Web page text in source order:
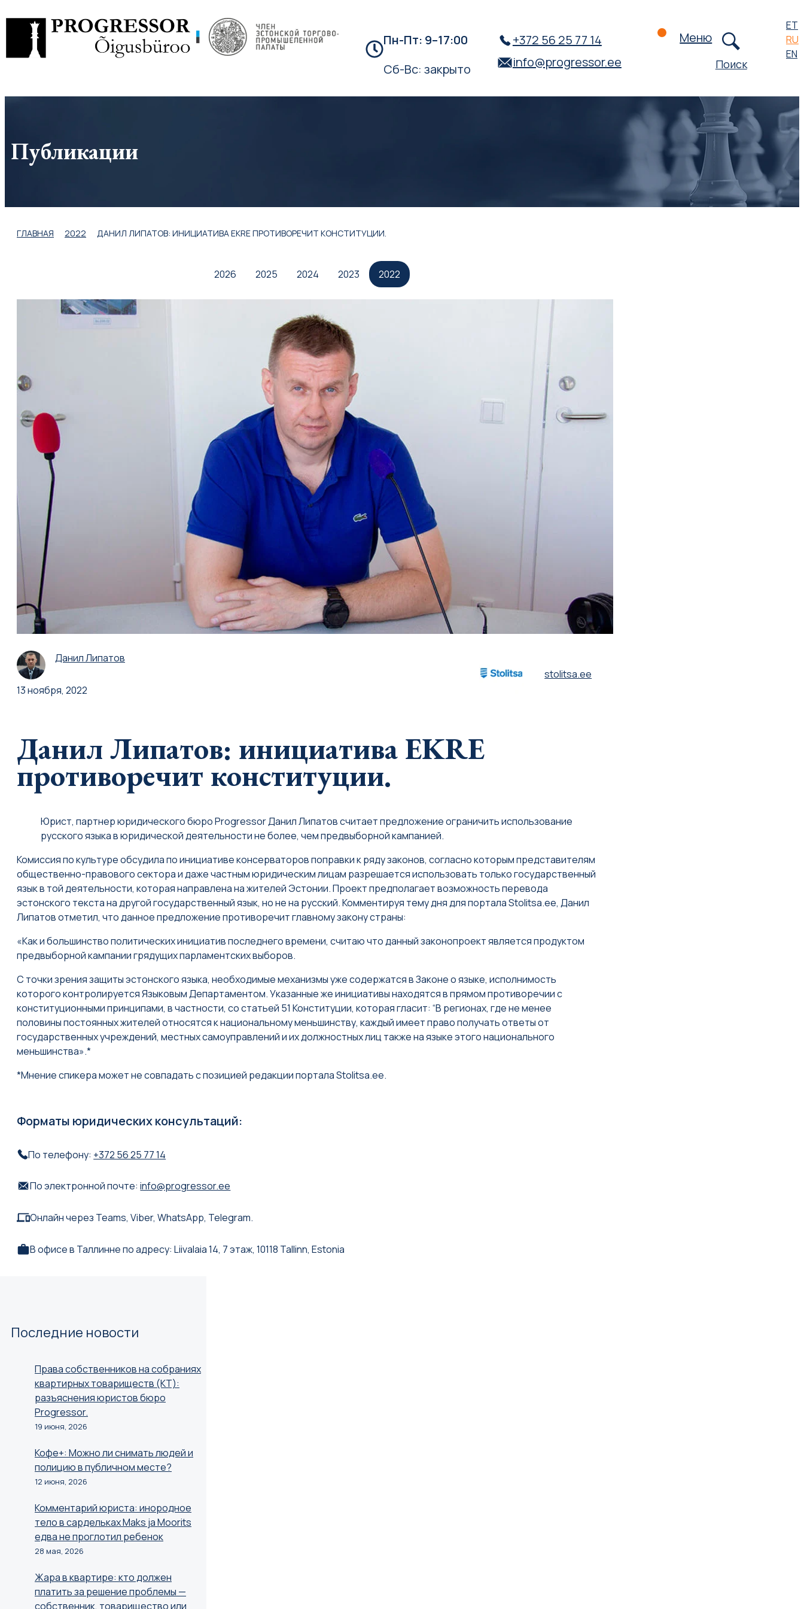
Перейти
содержимому
Пн-Пт: 9–17:00
Сб-Вс: закрыто
+372 56 25 77 14
info@progressor.ee
Меню
Поиск
ET
RU
EN
Публикации
ГЛАВНАЯ 2022 ДАНИЛ ЛИПАТОВ: ИНИЦИАТИВА EKRE ПРОТИВОРЕЧИТ КОНСТИТУЦИИ.
2026 2025 2024 2023 2022
Данил Липатов
13 ноября, 2022
stolitsa.ee
Данил Липатов: инициатива EKRE
противоречит конституции.
Юрист, партнер юридического бюро Progressor Данил Липатов считает предложение ограничить использование
русского языка в юридической деятельности не более, чем предвыборной кампанией.
Комиссия по культуре обсудила по инициативе консерваторов поправки к ряду законов, согласно которым представителям
общественно-правового сектора и даже частным юридическим лицам разрешается использовать только государственный
язык в той деятельности, которая направлена на жителей Эстонии. Проект предполагает возможность перевода
эстонского текста на другой государственный язык, но не на русский. Комментируя тему дня для портала Stolitsa.ee, Данил
Липатов отметил, что данное предложение противоречит главному закону страны:
«Как и большинство политических инициатив последнего времени, считаю что данный законопроект является продуктом
предвыборной кампании грядущих парламентских выборов.
С точки зрения защиты эстонского языка, необходимые механизмы уже содержатся в Законе о языке, исполнимость
которого контролируется Языковым Департаментом. Указанные же инициативы находятся в прямом противоречии с
конституционными принципами, в частности, со статьей 51 Конституции, которая гласит: “В регионах, где не менее
половины постоянных жителей относятся к национальному меньшинству, каждый имеет право получать ответы от
государственных учреждений, местных самоуправлений и их должностных лиц также на языке этого национального
меньшинства».*
*Мнение спикера может не совпадать с позицией редакции портала Stolitsa.ee.
Форматы юридических консультаций:
По телефону: +372 56 25 77 14
По электронной почте:info@progressor.ee
Онлайн через Teams, Viber, WhatsApp, Telegram.
В офисе в Таллинне по адресу: Liivalaia 14, 7 этаж, 10118 Tallinn, Estonia
Последние новости
Права собственников на собраниях
квартирных товариществ (КТ):
разъяснения юристов бюро
Progressor.
19 июня, 2026
Кофе+: Можно ли снимать людей и
полицию в публичном месте?
12 июня, 2026
Комментарий юриста: инородное
тело в сардельках Maks ja Moorits
едва не проглотил ребенок
28 мая, 2026
Жара в квартире: кто должен
платить за решение проблемы —
собственник, товарищество или